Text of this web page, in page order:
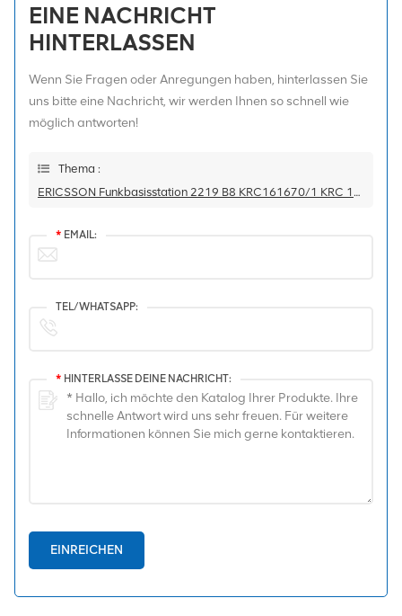
EINE NACHRICHT
HINTERLASSEN
Wenn Sie Fragen oder Anregungen haben, hinterlassen Sie
uns bitte eine Nachricht, wir werden Ihnen so schnell wie
möglich antworten!
Thema :
ERICSSON Funkbasisstation 2219 B8 KRC161670/1 KRC 161 670/1 900 MHz
* EMAIL:
TEL/WHATSAPP:
* HINTERLASSE DEINE NACHRICHT:
EINREICHEN